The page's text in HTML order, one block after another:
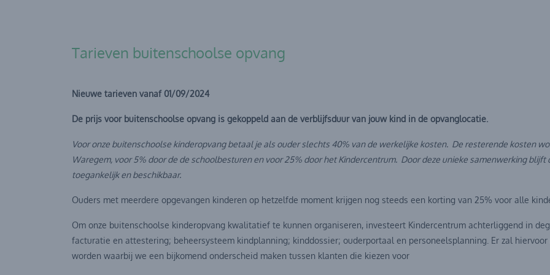
Tarieven buitenschoolse opvang
Nieuwe tarieven vanaf 01/09/2024
De prijs voor buitenschoolse opvang is gekoppeld aan de verblijfsduur van jouw kind in de opvanglocatie.
Voor onze buitenschoolse kinderopvang betaal je als ouder slechts 40% van de werkelijke kosten. De resterende kosten
Waregem, voor 5% door de de schoolbesturen en voor 25% door het Kindercentrum. Door deze unieke samenwerking
toegankelijk en beschikbaar.
Ouders met meerdere opgevangen kinderen op hetzelfde moment krijgen nog steeds een korting van 25% voor alle
Om onze buitenschoolse kinderopvang kwalitatief te kunnen organiseren, investeert Kindercentrum achterliggend in
facturatie en attestering; beheersysteem kindplanning; kinddossier; ouderportaal en personeelsplanning. Er zal
worden waarbij we een bijkomend onderscheid maken tussen klanten die kiezen voor